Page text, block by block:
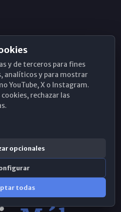
y de terceros para fines
analíticos y para mostrar
YouTube, X o Instagram.
rechazar las
opcionales
todas